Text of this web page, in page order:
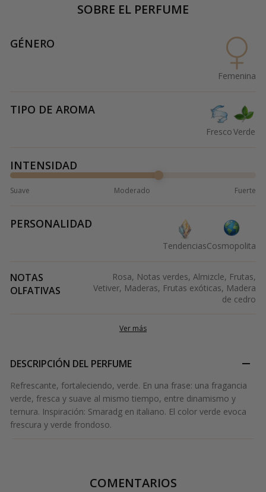
SOBRE EL PERFUME
GÉNERO
Femenina
TIPO DE AROMA
FrescoVerde
INTENSIDAD
Suave Moderado Fuerte
PERSONALIDAD
TendenciasCosmopolita
NOTAS
OLFATIVAS
Rosa, Notas verdes, Almizcle, Frutas,
Vetiver, Maderas, Frutas exóticas, Madera
de cedro
Ver más
DESCRIPCIÓN DEL PERFUME
Refrescante, fortaleciendo, verde. En una frase: una fragancia
verde, fresca y suave al mismo tiempo, entre dinamismo y
ternura. Inspiración: Smaradg en italiano. El color verde evoca
frescura y verde frondoso.
COMENTARIOS